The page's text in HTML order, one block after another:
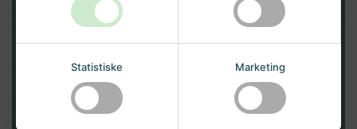
Statistiske Marketing
Modtag nyheder og inspiration
direkte i din indbakke
TILMELD